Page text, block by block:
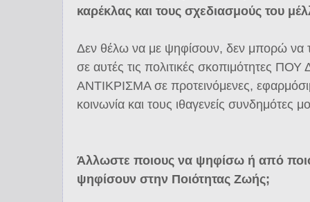
καρέκλας και τους σχεδιασμούς του
Δεν θέλω να με ψηφίσουν, δεν μπορώ να
σε αυτές τις πολιτικές σκοπιμότητες
ΑΝΤΙΚΡΙΣΜΑ σε προτεινόμενες,
κοινωνία και τους ιθαγενείς συνδημότες
Άλλωστε ποιους να ψηφίσω ή από
ψηφίσουν στην Ποιότητας Ζωής;